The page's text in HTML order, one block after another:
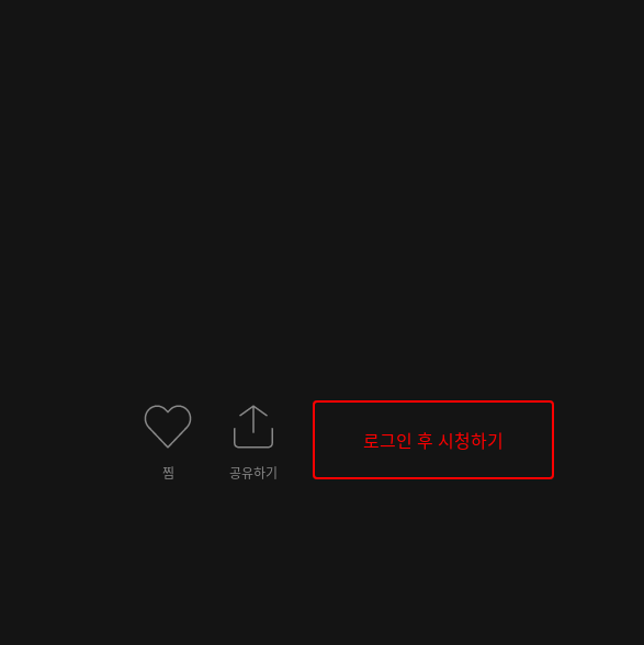
찜 공유하기
로그인 후 시청하기